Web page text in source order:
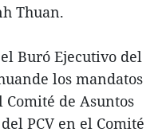
Thuan.
Buró Ejecutivo del
los mandatos
Comité de Asuntos
PCV en el Comité